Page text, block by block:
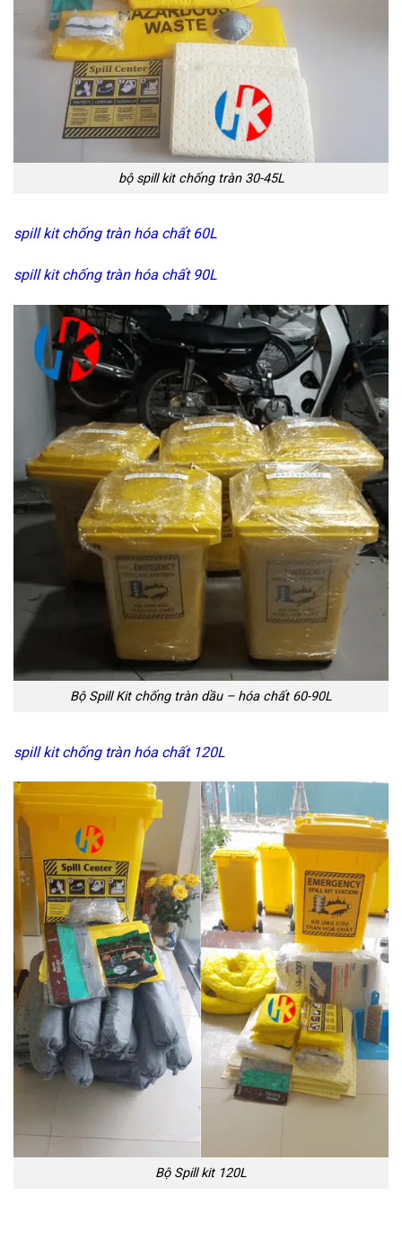
bộ spill kit chống tràn 30-45L
spill kit chống tràn hóa chất 60L
spill kit chống tràn hóa chất 90L
Bộ Spill Kit chống tràn dầu – hóa chất 60-90L
spill kit chống tràn hóa chất 120L
Bộ Spill kit 120L